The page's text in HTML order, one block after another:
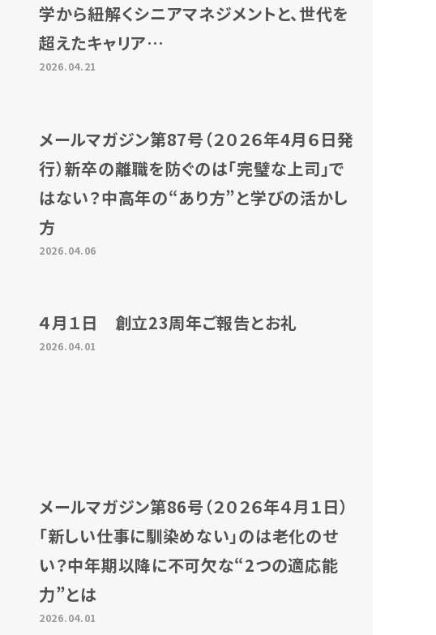
学から紐解くシニアマネジメントと、世代を
超えたキャリア…
2026.04.21
メールマガジン第87号（２０２６年4月６日発
行）新卒の離職を防ぐのは「完璧な上司」で
はない？中高年の“あり方”と学びの活かし
方
2026.04.06
４月１日 創立23周年ご報告とお礼
2026.04.01
メールマガジン第86号（２０２６年４月１日）
「新しい仕事に馴染めない」のは老化のせ
い？中年期以降に不可欠な“2つの適応能
力”とは
2026.04.01